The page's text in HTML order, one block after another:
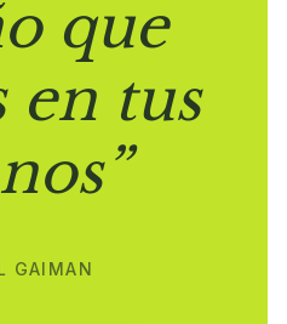
que
en tus
GAIMAN